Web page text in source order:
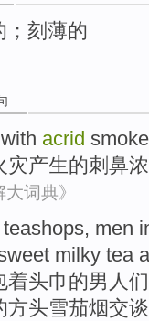
；刻薄的
acrid smoke
灾产生的刺鼻
词典》
men
milky tea
着头巾的男 人们
方头雪茄烟交谈